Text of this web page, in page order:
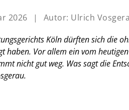
2026 | Autor: Ulrich
Köln dürften sich die
haben. Vor allem ein vom
nicht gut weg. Was sagt die